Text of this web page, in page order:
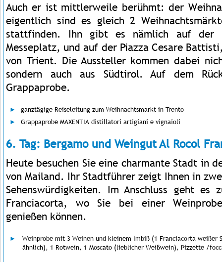
Auch er ist mittlerweile berühmt: der
eigentlich sind es gleich 2
stattfinden. Ihn gibt es nämlich auf der
Messeplatz, und auf der Piazza Cesare
von Trient. Die Aussteller kommen dabei
sondern auch aus Südtirol. Auf dem
Grappaprobe.
ganztägige Reiseleitung zum Weihnachtsmarkt in Trento
Grappaprobe MAXENTIA distillatori artigiani e vignaioli
6. Tag: Bergamo und Weingut Al Rocol
Heute besuchen Sie eine charmante Stadt in
von Mailand. Ihr Stadtführer zeigt Ihnen in
Sehenswürdigkeiten. Im Anschluss geht es
Franciacorta, wo Sie bei einer
genießen können.
Weinprobe mit 3 Weinen und kleinem Imbiß (1 Franciacorta weißer
ähnlich), 1 Rotwein, 1 Moscato (lieblicher Weißwein), Pizzette /